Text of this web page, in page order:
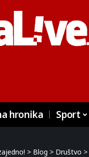
hronika Sport
> Blog > Društvo >